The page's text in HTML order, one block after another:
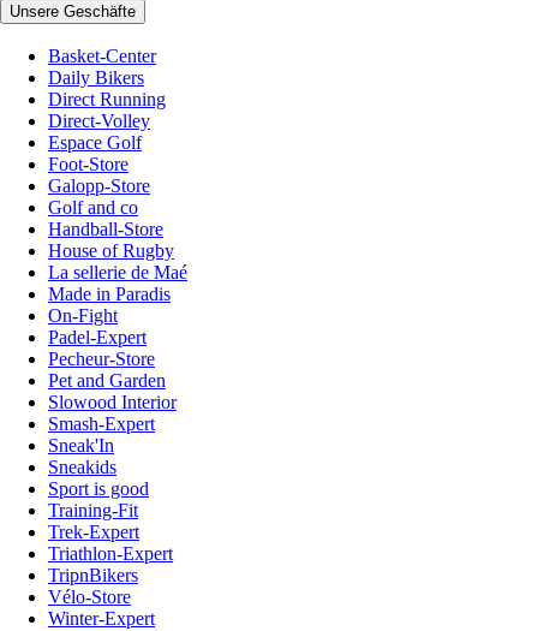
Unsere Geschäfte
Basket-Center
Daily Bikers
Direct Running
Direct-Volley
Espace Golf
Foot-Store
Galopp-Store
Golf and co
Handball-Store
House of Rugby
La sellerie de Maé
Made in Paradis
On-Fight
Padel-Expert
Pecheur-Store
Pet and Garden
Slowood Interior
Smash-Expert
Sneak'In
Sneakids
Sport is good
Training-Fit
Trek-Expert
Triathlon-Expert
TripnBikers
Vélo-Store
Winter-Expert